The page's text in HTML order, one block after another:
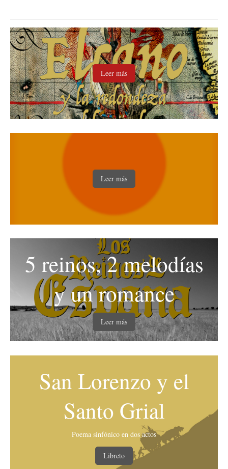
Leer más
Leer más
5 reinos, 2 melodías
y un romance
Leer más
San Lorenzo y el
Santo Grial
Poema sinfónico en dos actos
Libreto